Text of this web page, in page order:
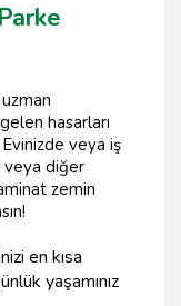
hasarları
veya iş
veya diğer
zemin
en kısa
yaşamınız